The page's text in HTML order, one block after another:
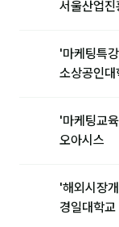
전체 도구
제안·영업
재무·계약
서울산업진
'마케팅특
소상공인
'마케팅교
오아시스
'해외시장
경일대학